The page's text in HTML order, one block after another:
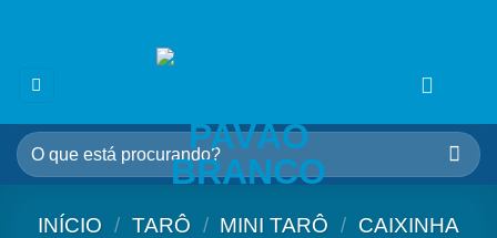
Pesquisar
por:
INÍCIO / TARÔ / MINI TARÔ / CAIXINHA